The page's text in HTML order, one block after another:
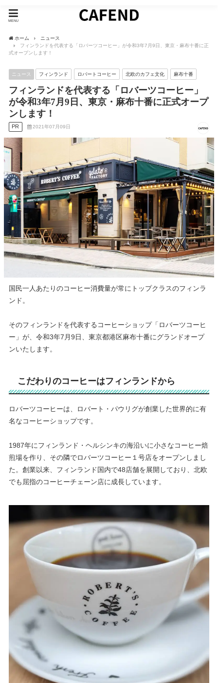
MENU
ホーム
ニュース
フィンランドを代表する「ロバーツコーヒー」が令和3年7月9日、東京・麻布十番に正
式オープンします！
ニュース フィンランド ロバートコーヒー 北欧のカフェ文化 麻布十番
フィンランドを代表する「ロバーツコーヒー」
が令和3年7月9日、東京・麻布十番に正式オープ
ンします！
PR 2021年07月09日
国民一人あたりのコーヒー消費量が常にトップクラスのフィンラ
ンド。
そのフィンランドを代表するコーヒーショップ「ロバーツコーヒ
ー」が、令和3年7月9日、東京都港区麻布十番にグランドオープ
ンいたします。
こだわりのコーヒーはフィンランドから
ロバーツコーヒーは、ロバート・パウリグが創業した世界的に有
名なコーヒーショップです。
1987年にフィンランド・ヘルシンキの海沿いに小さなコーヒー焙
煎場を作り、その隣でロバーツコーヒー１号店をオープンしまし
た。創業以来、フィンランド国内で48店舗を展開しており、北欧
でも屈指のコーヒーチェーン店に成長しています。